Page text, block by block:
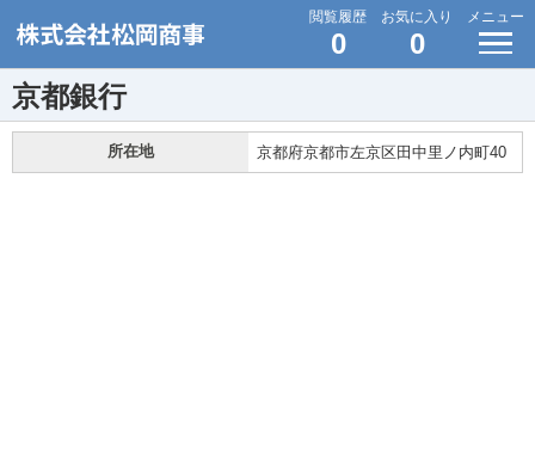
閲覧履歴
0
お気に入り
0
メニュー
京都銀行
所在地 京都府京都市左京区田中里ノ内町40